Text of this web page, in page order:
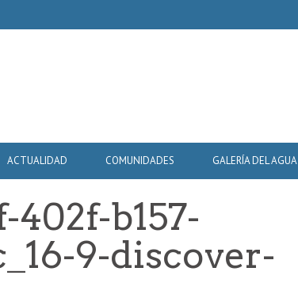
ACTUALIDAD COMUNIDADES GALERÍA DEL AGUA
402f-b157-
9-discover-